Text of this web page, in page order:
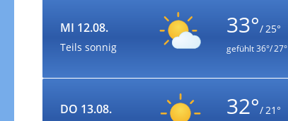
MI 12.08.
Teils sonnig
33°/ 25°
gefühlt36°/ 27°
DO 13.08. 32°/ 21°